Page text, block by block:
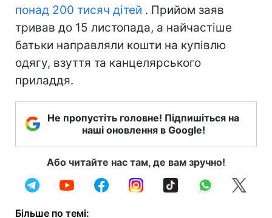
понад 200 тисяч дітей . Прийом заяв
тривав до 15 листопада, а найчастіше
батьки направляли кошти на купівлю
одягу, взуття та канцелярського
приладдя.
Не пропустіть головне! Підпишіться на
наші оновлення в Google!
Або читайте нас там, де вам зручно!
Більше по темі: